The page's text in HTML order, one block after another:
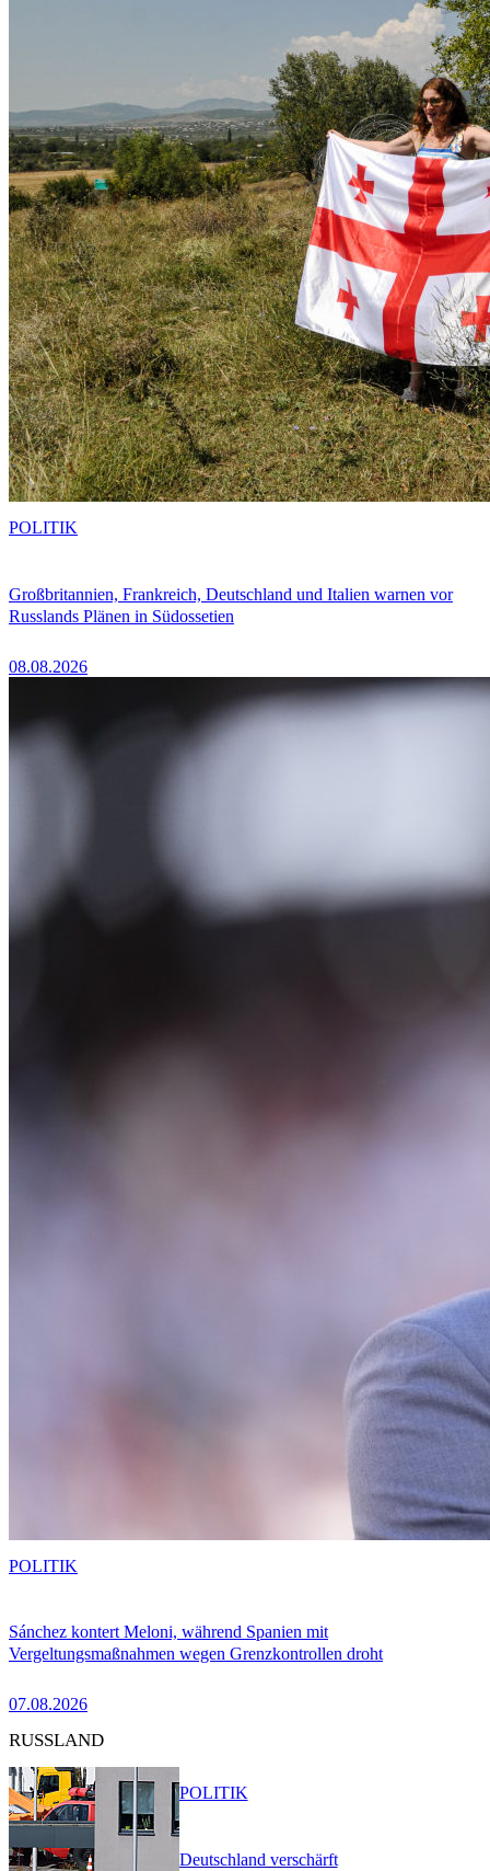
Großbritannien, Frankreich, Deutschland und Italien warnen vor
Russlands Plänen in Südossetien
08.08.2026
POLITIK
Sánchez kontert Meloni, während Spanien mit
Vergeltungsmaßnahmen wegen Grenzkontrollen droht
07.08.2026
POLITIK
RUSSLAND
Deutschland verschärft
POLITIK